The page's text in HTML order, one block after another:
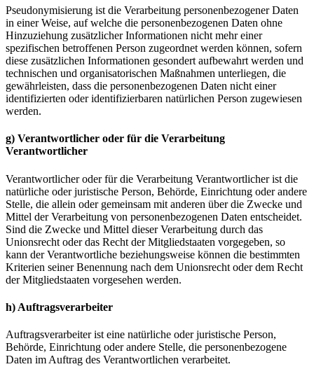
Pseudonymisierung ist die Verarbeitung personenbezogener Daten
in einer Weise, auf welche die personenbezogenen Daten ohne
Hinzuziehung zusätzlicher Informationen nicht mehr einer
spezifischen betroffenen Person zugeordnet werden können, sofern
diese zusätzlichen Informationen gesondert aufbewahrt werden und
technischen und organisatorischen Maßnahmen unterliegen, die
gewährleisten, dass die personenbezogenen Daten nicht einer
identifizierten oder identifizierbaren natürlichen Person zugewiesen
werden.
g) Verantwortlicher oder für die Verarbeitung
Verantwortlicher
Verantwortlicher oder für die Verarbeitung Verantwortlicher ist die
natürliche oder juristische Person, Behörde, Einrichtung oder andere
Stelle, die allein oder gemeinsam mit anderen über die Zwecke und
Mittel der Verarbeitung von personenbezogenen Daten entscheidet.
Sind die Zwecke und Mittel dieser Verarbeitung durch das
Unionsrecht oder das Recht der Mitgliedstaaten vorgegeben, so
kann der Verantwortliche beziehungsweise können die bestimmten
Kriterien seiner Benennung nach dem Unionsrecht oder dem Recht
der Mitgliedstaaten vorgesehen werden.
h) Auftragsverarbeiter
Auftragsverarbeiter ist eine natürliche oder juristische Person,
Behörde, Einrichtung oder andere Stelle, die personenbezogene
Daten im Auftrag des Verantwortlichen verarbeitet.